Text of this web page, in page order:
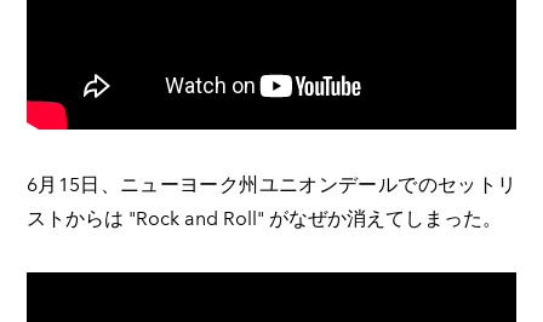
6月15日、ニューヨーク州ユニオンデールでのセットリ
ストからは "Rock and Roll" がなぜか消えてしまった。